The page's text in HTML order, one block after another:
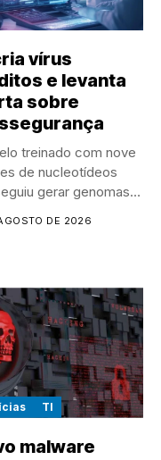
vírus
e levanta
sobre
treinado com nove
de nucleotídeos
gerar genomas
DE 2026
TI
malware